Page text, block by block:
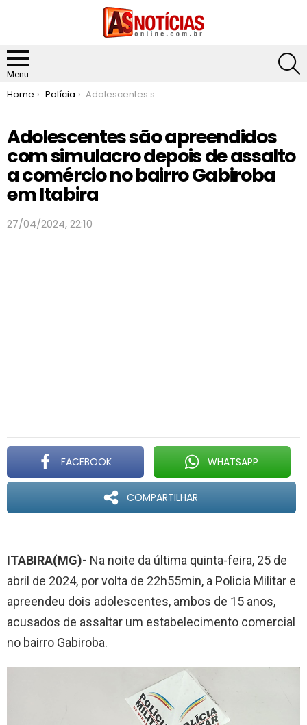
Menu
You are here:
Home Polícia Adolescentes são apreendidos com simulacro depois de assalto a comércio no bairro Gabiroba em Itabira
Adolescentes são apreendidos
com simulacro depois de assalto
a comércio no bairro Gabiroba
em Itabira
27/04/2024, 22:10
FACEBOOK WHATSAPP
COMPARTILHAR
ITABIRA(MG)- Na noite da última quinta-feira, 25 de
abril de 2024, por volta de 22h55min, a Policia Militar e
apreendeu dois adolescentes, ambos de 15 anos,
acusados de assaltar um estabelecimento comercial
no bairro Gabiroba.